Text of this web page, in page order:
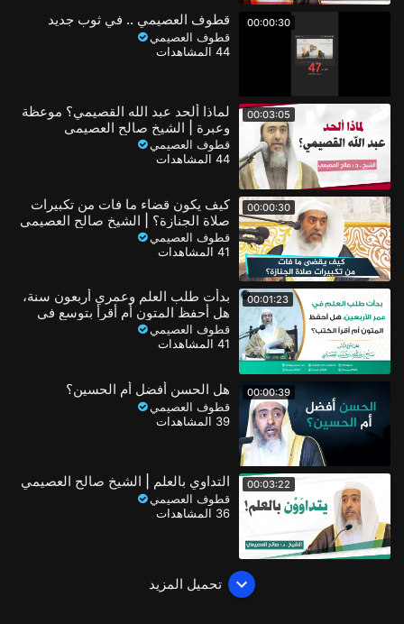
00:00:30 قطوف العصيمي .. في ثوب جديد
قطوف العصيمي
44 المشاهدات
00:03:05
لماذا ألحد عبد الله القصيمي؟ موعظة
وعبرة | الشيخ صالح العصيمي
قطوف العصيمي
44 المشاهدات
00:00:30
كيف يكون قضاء ما فات من تكبيرات
صلاة الجنازة؟ | الشيخ صالح العصيمي
قطوف العصيمي
41 المشاهدات
00:01:23
بدأت طلب العلم وعمري أربعون سنة،
هل أحفظ المتون أم أقرأ بتوسع في
الكتب؟
قطوف العصيمي
41 المشاهدات
00:00:39 هل الحسن أفضل أم الحسين؟
قطوف العصيمي
39 المشاهدات
00:03:22 التداوي بالعلم | الشيخ صالح العصيمي
قطوف العصيمي
36 المشاهدات
تحميل المزيد